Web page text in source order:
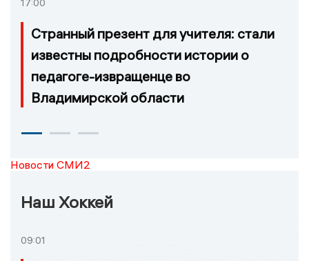
17:00
Странный презент для учителя: стали
известны подробности истории о
педагоге-извращенце во
Владимирской области
Новости СМИ2
Наш Хоккей
09:01